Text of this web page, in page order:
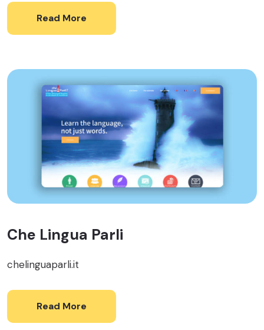
Read More
Che Lingua Parli
chelinguaparli.it
Read More